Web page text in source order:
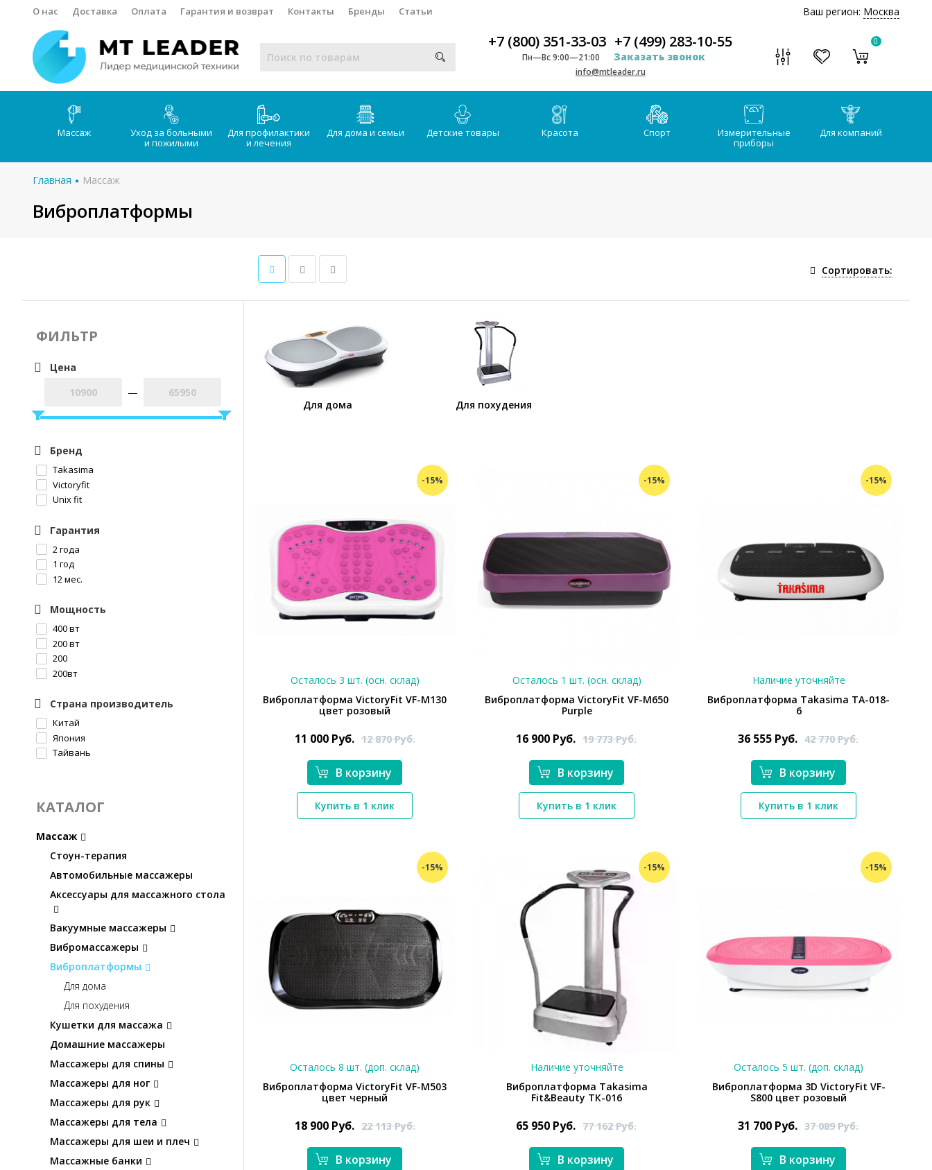
О нас Доставка Оплата Гарантия и возврат Контакты Бренды Статьи Ваш регион: Москва
+7 (800) 351-33-03 +7 (499) 283-10-55
Пн—Вс 9:00—21:00 Заказать звонок
info@mtleader.ru
0
Массаж
Уход за больными
и пожилыми
Для профилактики
и лечения
Для дома и семьи Детские товары Красота Спорт
Измерительные
приборы
Для компаний
Главная Массаж
Виброплатформы
Сортировать:
ФИЛЬТР
Цена
—
Бренд
Takasima
Victoryfit
Unix fit
Гарантия
2 года
1 год
12 мес.
Мощность
400 вт
200 вт
200
200вт
Страна производитель
Китай
Япония
Тайвань
КАТАЛОГ
Массаж
Стоун-терапия
Автомобильные массажеры
Аксессуары для массажного стола
Вакуумные массажеры
Вибромассажеры
Виброплатформы
Для дома
Для похудения
Кушетки для массажа
Домашние массажеры
Массажеры для спины
Массажеры для ног
Массажеры для рук
Массажеры для тела
Массажеры для шеи и плеч
Массажные банки
Для дома Для похудения
-15%
*}
Осталось 3 шт. (осн. склад)
Виброплатформа VictoryFit VF-M130
цвет розовый
11 000 Руб. 12 870Руб.
В корзину
Купить в 1 клик
-15%
*}
Осталось 1 шт. (осн. склад)
Виброплатформа VictoryFit VF-M650
Purple
16 900 Руб. 19 773Руб.
В корзину
Купить в 1 клик
-15%
*}
Наличие уточняйте
Виброплатформа Takasima ТА-018-
6
36 555 Руб. 42 770Руб.
В корзину
Купить в 1 клик
-15%
Осталось 8 шт. (доп. склад)
Виброплатформа VictoryFit VF-M503
цвет черный
18 900 Руб. 22 113Руб.
В корзину
-15%
Наличие уточняйте
Виброплатформа Takasima
Fit&Beauty ТК-016
65 950 Руб. 77 162Руб.
В корзину
-15%
Осталось 5 шт. (доп. склад)
Виброплатформа 3D VictoryFit VF-
S800 цвет розовый
31 700 Руб. 37 089Руб.
В корзину